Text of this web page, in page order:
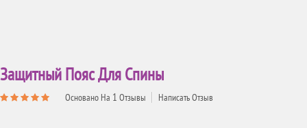
Защитный Пояс Для Спины
Основано На 1 Отзывы Написать Отзыв